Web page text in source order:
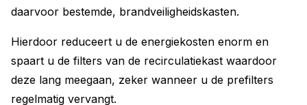
daarvoor bestemde, brandveiligheidskasten.
Hierdoor reduceert u de energiekosten enorm en
spaart u de filters van de recirculatiekast waardoor
deze lang meegaan, zeker wanneer u de prefilters
regelmatig vervangt.